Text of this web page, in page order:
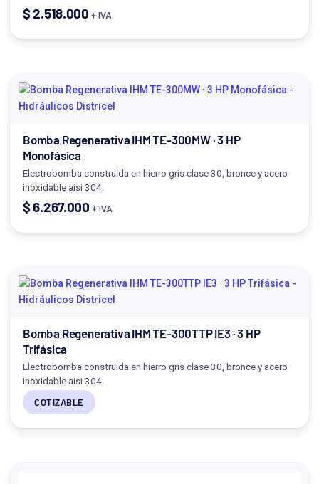
$2.518.000 + IVA
Bomba Regenerativa IHM TE-300MW · 3 HP
Monofásica
Electrobomba construida en hierro gris clase 30, bronce y acero
inoxidable aisi 304.
$6.267.000 + IVA
Bomba Regenerativa IHM TE-300TTP IE3 · 3 HP
Trifásica
Electrobomba construida en hierro gris clase 30, bronce y acero
inoxidable aisi 304.
COTIZABLE